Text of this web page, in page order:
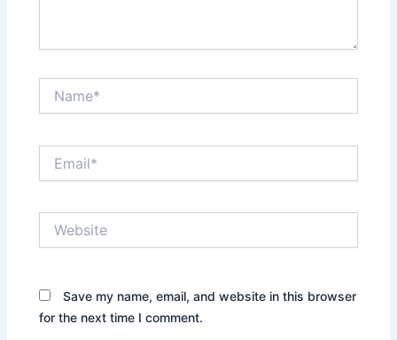
Save my name, email, and website in this browser
for the next time I comment.